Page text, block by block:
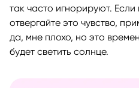
так часто игнорируют.
отвергайте это чувство,
да, мне плохо, но это
будет светить солнце.